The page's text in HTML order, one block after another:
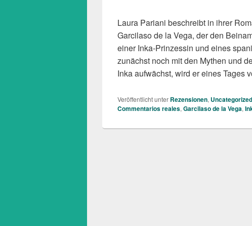
Laura Pariani beschreibt in ihrer
Garcilaso de la Vega, der den
einer Inka-Prinzessin und eines
zunächst noch mit den Mythen und
Inka aufwächst, wird er eines Tages
Veröffentlicht unter Rezensionen, Uncategorized
Commentarios reales, Garcilaso de la Vega,